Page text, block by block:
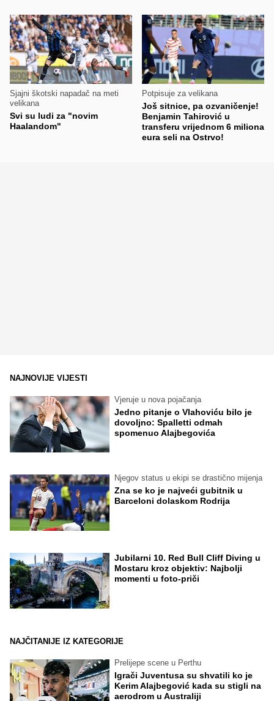
Sjajni škotski napadač na meti
velikana
Svi su ludi za "novim
Haalandom"
Potpisuje za velikana
Još sitnice, pa ozvaničenje!
Benjamin Tahirović u
transferu vrijednom 6 miliona
eura seli na Ostrvo!
NAJNOVIJE VIJESTI
Vjeruje u nova pojačanja
Jedno pitanje o Vlahoviću bilo je
dovoljno: Spalletti odmah
spomenuo Alajbegovića
Njegov status u ekipi se drastično mijenja
Zna se ko je najveći gubitnik u
Barceloni dolaskom Rodrija
Jubilarni 10. Red Bull Cliff Diving u
Mostaru kroz objektiv: Najbolji
momenti u foto-priči
NAJČITANIJE IZ KATEGORIJE
Prelijepe scene u Perthu
Igrači Juventusa su shvatili ko je
Kerim Alajbegović kada su stigli na
aerodrom u Australiji